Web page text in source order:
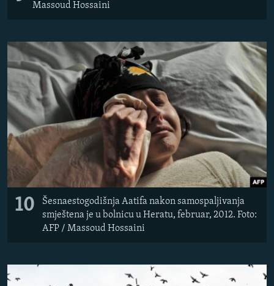
Massoud Hossaini
10
Šesnaestogodišnja Aatifa nakon samospaljivanja
smještena je u bolnicu u Heratu, februar, 2012. Foto:
AFP / Massoud Hossaini